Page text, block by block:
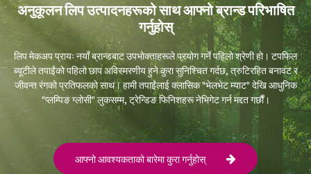
अनुकूलन लिप उत्पादनहरूको साथ आफ्नो ब्रान्ड परिभाषित
गर्नुहोस्
लिप मेकअप प्रायः नयाँ ब्रान्डबाट उपभोक्ताहरूले प्रयोग गर्ने पहिलो श्रेणी हो। टपफिल
ब्यूटीले तपाईंको पहिलो छाप अविस्मरणीय हुने कुरा सुनिश्चित गर्दछ, त्रुटिरहित बनावट र
जीवन्त रंगको प्रतिफलको साथ। हामी तपाईंलाई क्लासिक "भेलभेट म्याट" देखि आधुनिक
"प्लम्पिङ ग्लोसी" लुकसम्म, ट्रेन्डिङ फिनिशहरू नेभिगेट गर्न मद्दत गर्छौं।
आफ्नो आवश्यकताको बारेमा कुरा गर्नुहोस्